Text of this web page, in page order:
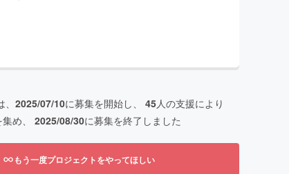
2025/07/10に募集を開始し、 45人の支援により
め、 2025/08/30に募集を終了しました
もう一度プロジェクトをやってほしい